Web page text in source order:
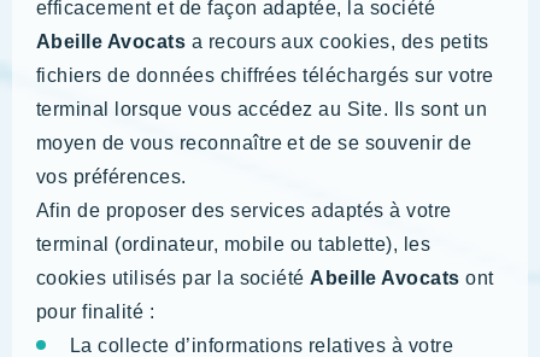
efficacement et de façon adaptée, la société
Abeille Avocats a recours aux cookies, des petits
fichiers de données chiffrées téléchargés sur votre
terminal lorsque vous accédez au Site. Ils sont un
moyen de vous reconnaître et de se souvenir de
vos préférences.
Afin de proposer des services adaptés à votre
terminal (ordinateur, mobile ou tablette), les
cookies utilisés par la société Abeille Avocats ont
pour finalité :
La collecte d’informations relatives à votre